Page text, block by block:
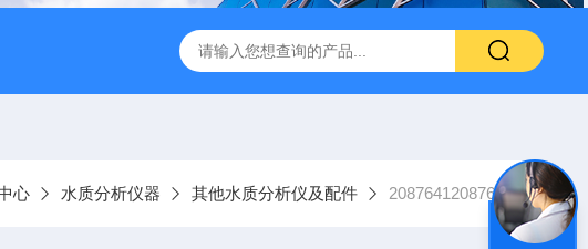
轻巧 9385100DR900便携式多参数水质分析仪 GTOX-700便携式
心 水质分析仪器 其他水质分析仪及配件 20876412087641